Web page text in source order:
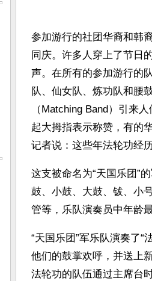
参加游行的社团华裔和韩
同庆。许多人穿上了节日
声。在所有的参加游行的
队、仙女队、炼功队和腰
（Matching Band）引来
起大拇指表示称赞，有的
记者说：这些年法轮功经
这支被命名为“天国乐团”
鼓、小鼓、大鼓、钹、小
管等，乐队演奏员中年龄
“天国乐团”军乐队演奏了“
他们的鼓掌欢呼，并送上
法轮功的队伍通过主席台